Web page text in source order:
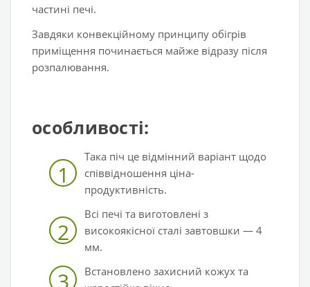
частині печі.
Завдяки конвекційному принципу обігрів
приміщення починається майже відразу після
розпалювання.
особливості:
1
Така піч це відмінний варіант щодо
співвідношення ціна-
продуктивність.
2
Всі печі та виготовлені з
високоякісної сталі завтовшки — 4
мм.
3
Встановлено захисний кожух та